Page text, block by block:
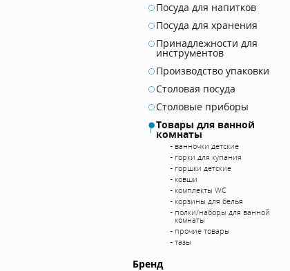
Посуда для напитков
Посуда для хранения
Принадлежности для
инструментов
Производство упаковки
Столовая посуда
Столовые приборы
Товары для ванной
комнаты
ванночки детские
горки для купания
горшки детские
ковши
комплекты WC
корзины для белья
полки/наборы для ванной
комнаты
прочие товары
тазы
Бренд